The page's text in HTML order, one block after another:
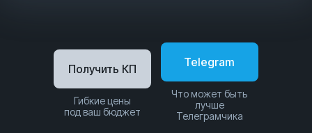
Telegram
Что может быть
лучше
Телеграмчика
Получить КП
Гибкие цены
под ваш бюджет